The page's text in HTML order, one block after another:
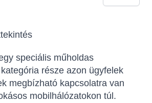
speciális műholdas
része azon ügyfelek
megbízható kapcsolatra van
mobilhálózatokon túl.